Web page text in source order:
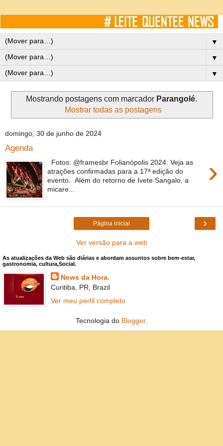
▼
▼
▼
Mostrando postagens com marcador Parangolé.
Mostrar todas as postagens
domingo, 30 de junho de 2024
Agenda
›
Fotos: @framesbr Folianópolis 2024: Veja as
atrações confirmadas para a 17ª edição do
evento. Além do retorno de Ivete Sangalo, a
micare...
›
Página inicial
Ver versão para a web
As atualizações da Web são diárias e abordam assuntos sobre bem-estar,
gastronomia, cultura,Social.
News da Hora.
Curitiba, PR, Brazil
Ver meu perfil completo
Tecnologia do Blogger.